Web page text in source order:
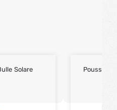
Solare Poussette